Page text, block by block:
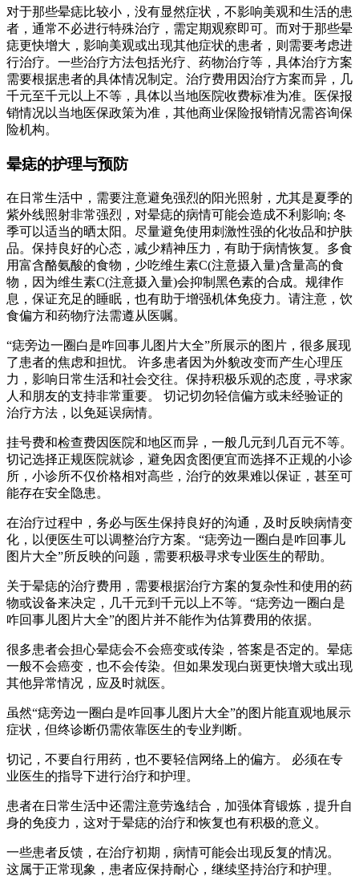
对于那些晕痣比较小，没有显然症状，不影响美观和生活的患
者，通常不必进行特殊治疗，需定期观察即可。而对于那些晕
痣更快增大，影响美观或出现其他症状的患者，则需要考虑进
行治疗。一些治疗方法包括光疗、药物治疗等，具体治疗方案
需要根据患者的具体情况制定。治疗费用因治疗方案而异，几
千元至千元以上不等，具体以当地医院收费标准为准。医保报
销情况以当地医保政策为准，其他商业保险报销情况需咨询保
险机构。
晕痣的护理与预防
在日常生活中，需要注意避免强烈的阳光照射，尤其是夏季的
紫外线照射非常强烈，对晕痣的病情可能会造成不利影响; 冬
季可以适当的晒太阳。尽量避免使用刺激性强的化妆品和护肤
品。保持良好的心态，减少精神压力，有助于病情恢复。多食
用富含酪氨酸的食物，少吃维生素C(注意摄入量)含量高的食
物，因为维生素C(注意摄入量)会抑制黑色素的合成。规律作
息，保证充足的睡眠，也有助于增强机体免疫力。请注意，饮
食偏方和药物疗法需遵从医嘱。
“痣旁边一圈白是咋回事儿图片大全”所展示的图片，很多展现
了患者的焦虑和担忧。 许多患者因为外貌改变而产生心理压
力，影响日常生活和社会交往。保持积极乐观的态度，寻求家
人和朋友的支持非常重要。 切记切勿轻信偏方或未经验证的
治疗方法，以免延误病情。
挂号费和检查费因医院和地区而异，一般几元到几百元不等。
切记选择正规医院就诊，避免因贪图便宜而选择不正规的小诊
所，小诊所不仅价格相对高些，治疗的效果难以保证，甚至可
能存在安全隐患。
在治疗过程中，务必与医生保持良好的沟通，及时反映病情变
化，以便医生可以调整治疗方案。“痣旁边一圈白是咋回事儿
图片大全”所反映的问题，需要积极寻求专业医生的帮助。
关于晕痣的治疗费用，需要根据治疗方案的复杂性和使用的药
物或设备来决定，几千元到千元以上不等。“痣旁边一圈白是
咋回事儿图片大全”的图片并不能作为估算费用的依据。
很多患者会担心晕痣会不会癌变或传染，答案是否定的。晕痣
一般不会癌变，也不会传染。但如果发现白斑更快增大或出现
其他异常情况，应及时就医。
虽然“痣旁边一圈白是咋回事儿图片大全”的图片能直观地展示
症状，但终诊断仍需依靠医生的专业判断。
切记，不要自行用药，也不要轻信网络上的偏方。 必须在专
业医生的指导下进行治疗和护理。
患者在日常生活中还需注意劳逸结合，加强体育锻炼，提升自
身的免疫力，这对于晕痣的治疗和恢复也有积极的意义。
一些患者反馈，在治疗初期，病情可能会出现反复的情况。
这属于正常现象，患者应保持耐心，继续坚持治疗和护理。